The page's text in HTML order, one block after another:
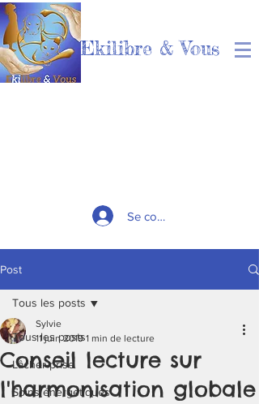
Ekilibre & Vous
Se connecter
Post
Tous les posts
Lâcher-prise
Soins énergétiques
Tous les posts
Conseil lecture sur
l'harmonisation globale
Sylvie
11 juin 2019 1 min de lecture